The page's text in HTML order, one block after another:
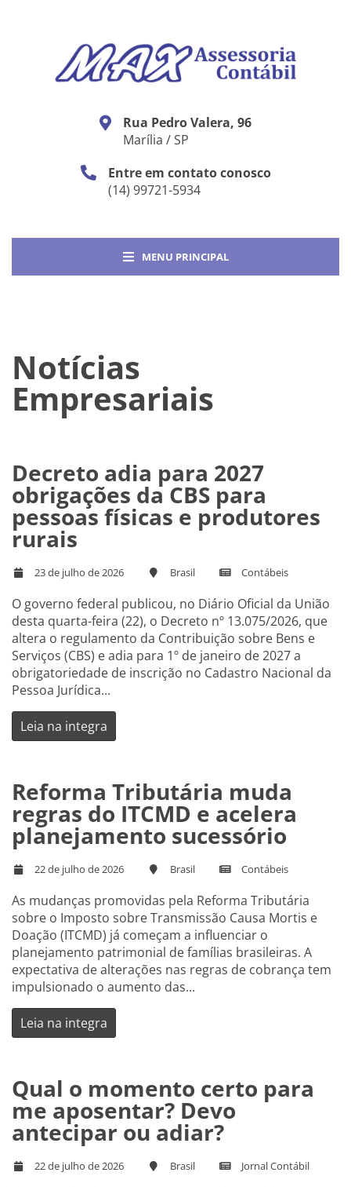
Rua Pedro Valera, 96
Marília / SP
Entre em contato conosco
(14) 99721-5934
MENU PRINCIPAL
Notícias
Empresariais
Decreto adia para 2027
obrigações da CBS para
pessoas físicas e produtores
rurais
23 de julho de 2026 Brasil Contábeis
O governo federal publicou, no Diário Oficial da União
desta quarta-feira (22), o Decreto nº 13.075/2026, que
altera o regulamento da Contribuição sobre Bens e
Serviços (CBS) e adia para 1º de janeiro de 2027 a
obrigatoriedade de inscrição no Cadastro Nacional da
Pessoa Jurídica...
Leia na integra
Reforma Tributária muda
regras do ITCMD e acelera
planejamento sucessório
22 de julho de 2026 Brasil Contábeis
As mudanças promovidas pela Reforma Tributária
sobre o Imposto sobre Transmissão Causa Mortis e
Doação (ITCMD) já começam a influenciar o
planejamento patrimonial de famílias brasileiras. A
expectativa de alterações nas regras de cobrança tem
impulsionado o aumento das...
Leia na integra
Qual o momento certo para
me aposentar? Devo
antecipar ou adiar?
22 de julho de 2026 Brasil Jornal Contábil